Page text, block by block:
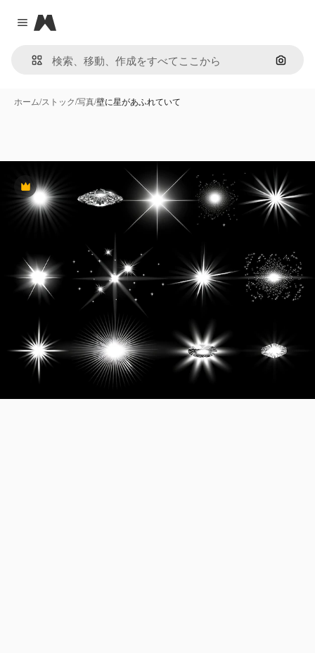
Close menu
Magnific
画像で
ホーム/ストック/写真/壁に星があふれていて
Premium